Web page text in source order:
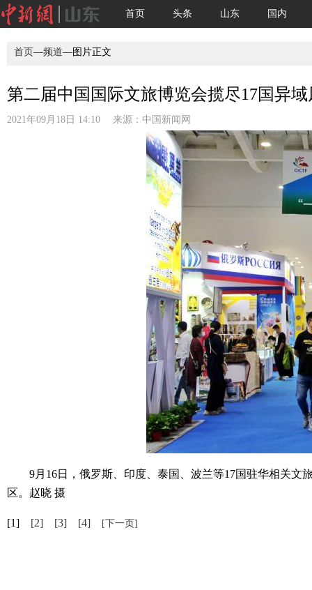
首页 头条 山东 国内
首页—频道—图片正文
第二届中国国际文旅博览会揽尽17国异域
2021年09月18日 14:10 来源： 中国新闻网
9月16日，俄罗斯、印度、泰国、波兰等17国驻华相关文
区。赵晓 摄
[1] [2] [3] [4] [下一页]